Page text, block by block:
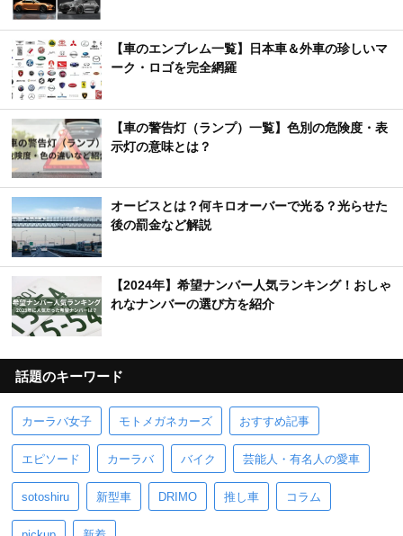
【車のエンブレム一覧】日本車＆外車の珍しいマ
ーク・ロゴを完全網羅
【車の警告灯（ランプ）一覧】色別の危険度・表
示灯の意味とは？
オービスとは？何キロオーバーで光る？光らせた
後の罰金など解説
【2024年】希望ナンバー人気ランキング！おしゃ
れなナンバーの選び方を紹介
話題のキーワード
カーラバ女子 モトメガネカーズ おすすめ記事
エピソード カーラバ バイク 芸能人・有名人の愛車
sotoshiru 新型車 DRIMO 推し車 コラム